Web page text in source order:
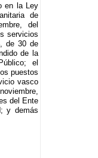
en la Ley
de
del
servicios
de 30 de
de la
el
puestos
vasco
del Ente
y demás